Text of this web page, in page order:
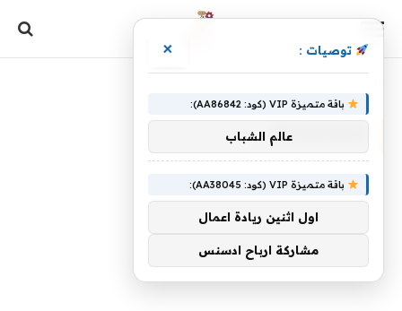
REFANTAZIO
توصيات : ×
باقة متميزة VIP (كود: AA86842):
عالم الشباب
باقة متميزة VIP (كود: AA38045):
اول اثنين ريادة اعمال
مشاركة ارباح ادسنس